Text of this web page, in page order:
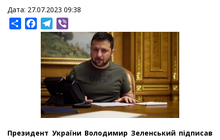
Дата: 27.07.2023 09:38
ShareFacebookTelegram
Президент України Володимир Зеленський підписав